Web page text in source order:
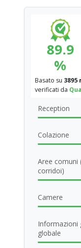
89.9
%
Basato su
verificati da
Reception
Colazione
Aree comuni
corridoi)
Camere
Informazioni
globale